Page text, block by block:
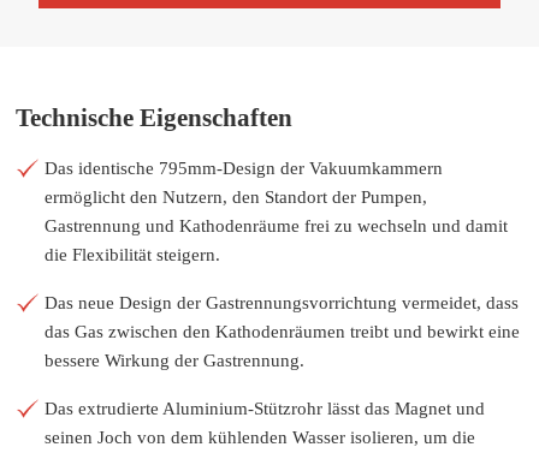
Technische Eigenschaften
Das identische 795mm-Design der Vakuumkammern
ermöglicht den Nutzern, den Standort der Pumpen,
Gastrennung und Kathodenräume frei zu wechseln und damit
die Flexibilität steigern.
Das neue Design der Gastrennungsvorrichtung vermeidet, dass
das Gas zwischen den Kathodenräumen treibt und bewirkt eine
bessere Wirkung der Gastrennung.
Das extrudierte Aluminium-Stützrohr lässt das Magnet und
seinen Joch von dem kühlenden Wasser isolieren, um die